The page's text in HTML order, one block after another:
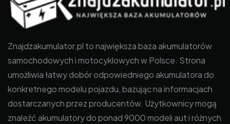
Znajdzakumulator.pl to największa baza akumulatorów
samochodowych i motocyklowych w Polsce. Strona
umożliwia łatwy dobór odpowiedniego akumulatora do
konkretnego modelu pojazdu, bazując na informacjach
dostarczanych przez producentów. Użytkownicy mogą
znaleźć akumulatory do ponad 9000 modeli aut i różnych